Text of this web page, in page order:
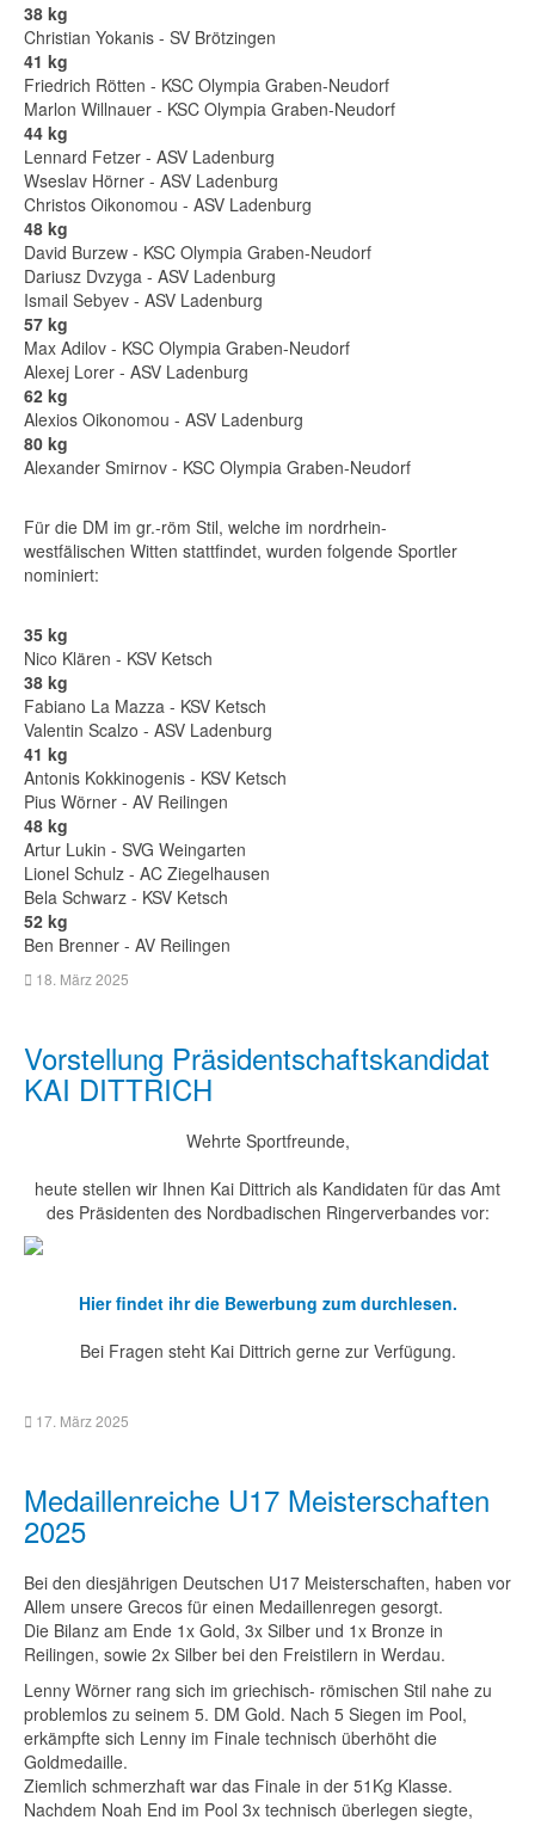
38 kg
Christian Yokanis - SV Brötzingen
41 kg
Friedrich Rötten - KSC Olympia Graben-Neudorf
Marlon Willnauer - KSC Olympia Graben-Neudorf
44 kg
Lennard Fetzer - ASV Ladenburg
Wseslav Hörner - ASV Ladenburg
Christos Oikonomou - ASV Ladenburg
48 kg
David Burzew - KSC Olympia Graben-Neudorf
Dariusz Dvzyga - ASV Ladenburg
Ismail Sebyev - ASV Ladenburg
57 kg
Max Adilov - KSC Olympia Graben-Neudorf
Alexej Lorer - ASV Ladenburg
62 kg
Alexios Oikonomou - ASV Ladenburg
80 kg
Alexander Smirnov - KSC Olympia Graben-Neudorf
Für die DM im gr.-röm Stil, welche im nordrhein-
westfälischen Witten stattfindet, wurden folgende Sportler
nominiert:
35 kg
Nico Klären - KSV Ketsch
38 kg
Fabiano La Mazza - KSV Ketsch
Valentin Scalzo - ASV Ladenburg
41 kg
Antonis Kokkinogenis - KSV Ketsch
Pius Wörner - AV Reilingen
48 kg
Artur Lukin - SVG Weingarten
Lionel Schulz - AC Ziegelhausen
Bela Schwarz - KSV Ketsch
52 kg
Ben Brenner - AV Reilingen
18. März 2025
Vorstellung Präsidentschaftskandidat
KAI DITTRICH
Wehrte Sportfreunde,
heute stellen wir Ihnen Kai Dittrich als Kandidaten für das Amt
des Präsidenten des Nordbadischen Ringerverbandes vor:
Hier findet ihr die Bewerbung zum durchlesen.
Bei Fragen steht Kai Dittrich gerne zur Verfügung.
17. März 2025
Medaillenreiche U17 Meisterschaften
2025
Bei den diesjährigen Deutschen U17 Meisterschaften, haben vor
Allem unsere Grecos für einen Medaillenregen gesorgt.
Die Bilanz am Ende 1x Gold, 3x Silber und 1x Bronze in
Reilingen, sowie 2x Silber bei den Freistilern in Werdau.
Lenny Wörner rang sich im griechisch- römischen Stil nahe zu
problemlos zu seinem 5. DM Gold. Nach 5 Siegen im Pool,
erkämpfte sich Lenny im Finale technisch überhöht die
Goldmedaille.
Ziemlich schmerzhaft war das Finale in der 51Kg Klasse.
Nachdem Noah End im Pool 3x technisch überlegen siegte,